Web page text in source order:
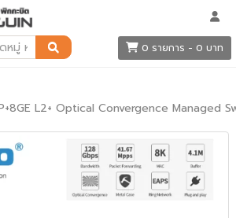
0 รายการ - 0 บาท
L2+ Optical Convergence Managed